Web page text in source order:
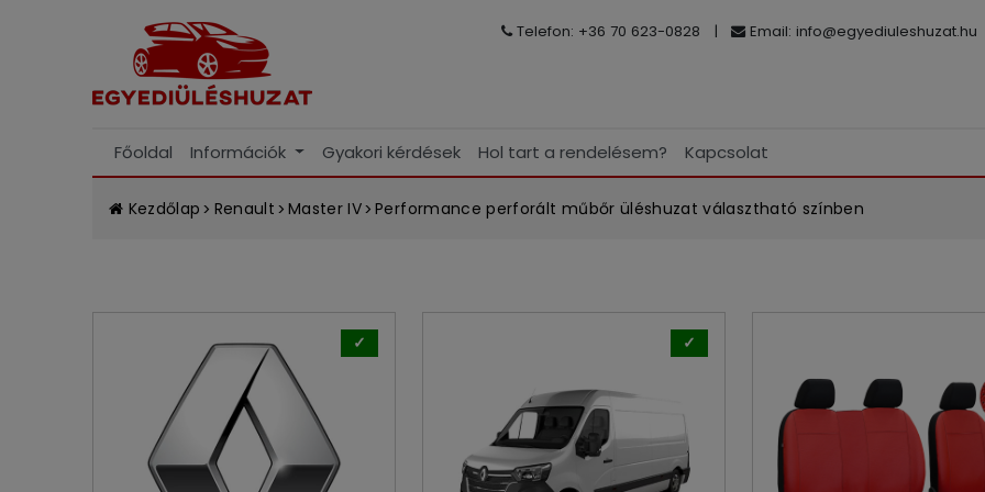
Telefon: +36 70 623-0828 | Email: info@egyediuleshuzat.hu
Főoldal Információk Gyakori kérdések Hol tart a rendelésem? Kapcsolat
Kezdőlap Renault Master IV Performance perforált műbőr üléshuzat választható színben
✓ ✓